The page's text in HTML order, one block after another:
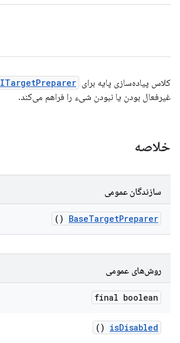
کلاس پیاده‌سازی پایه برای ITargetPreparer
غیرفعال بودن یا نبودن شیء را فراهم می‌کند.
خلاصه
سازندگان عمومی
BaseTargetPreparer
()
روش‌های عمومی
final boolean
isDisabled
()